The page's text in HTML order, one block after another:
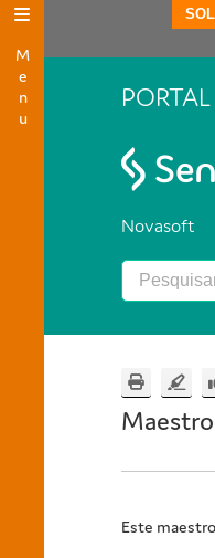
Menu
Novasoft
Este